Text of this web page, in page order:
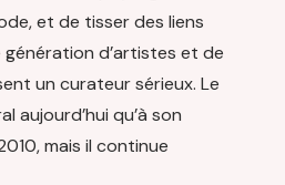
et de tisser des liens
d’artistes et de
un curateur sérieux. Le
aujourd’hui qu’à son
mais il continue